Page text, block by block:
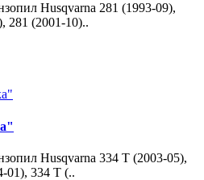
Husqvarna 281 (1993-09),
281 (2001-10)..
Husqvarna 334 T (2003-05),
01), 334 T (..